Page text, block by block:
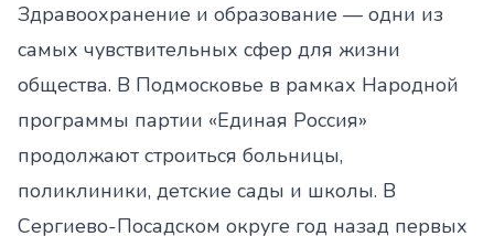
Здравоохранение и образование — одни из
самых чувствительных сфер для жизни
общества. В Подмосковье в рамках Народной
программы партии «Единая Россия»
продолжают строиться больницы,
поликлиники, детские сады и школы. В
Сергиево-Посадском округе год назад первых